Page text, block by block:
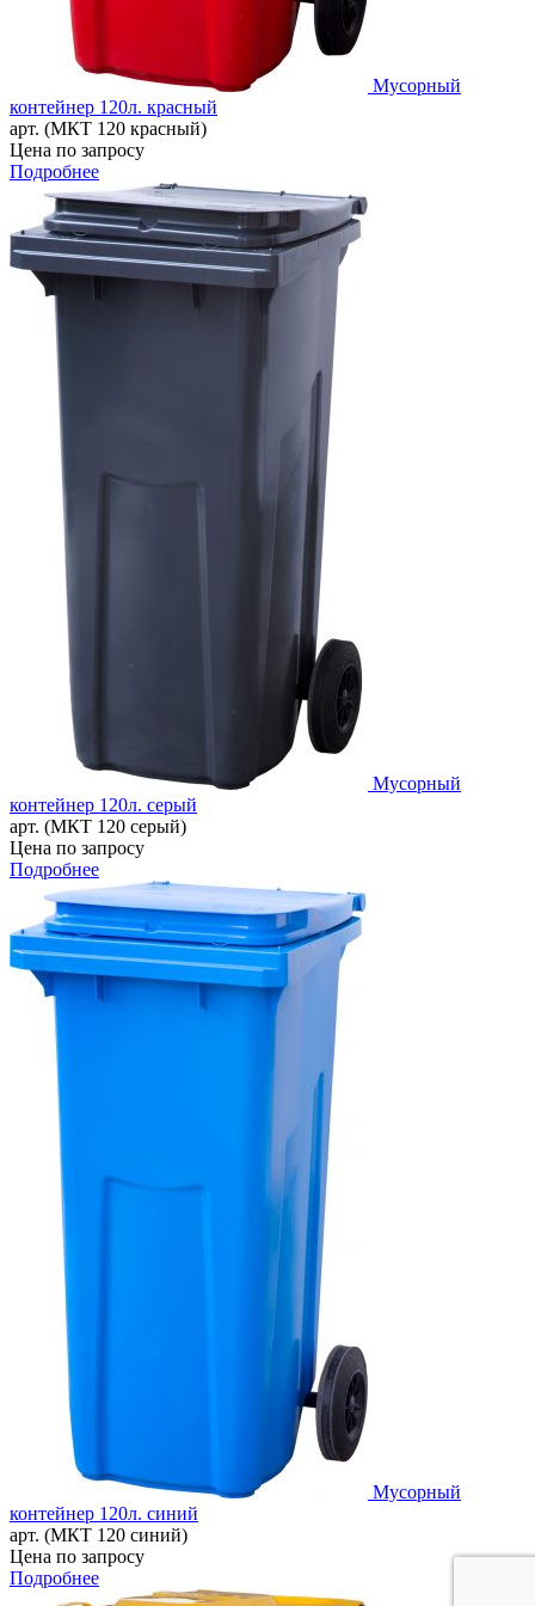
Мусорный
контейнер 120л. красный
арт. (МКТ 120 красный)
Цена по запросу
Подробнее
Мусорный
контейнер 120л. серый
арт. (МКТ 120 серый)
Цена по запросу
Подробнее
Мусорный
контейнер 120л. синий
арт. (МКТ 120 синий)
Цена по запросу
Подробнее